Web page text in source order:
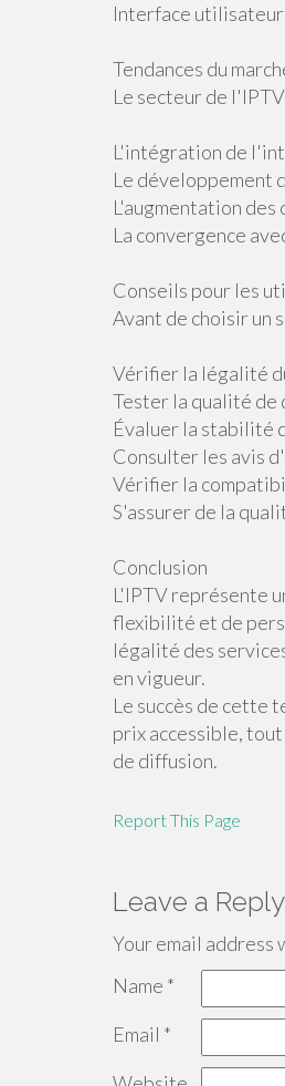
Interface
Tendances du
Le secteur de
L'intégration de
Le développement
L'augmentation
La convergence
Conseils pour les
Avant de choisir un
Vérifier la légalité
Tester la qualité de
Évaluer la stabilité
Consulter les avis
Vérifier la
S'assurer de la
Conclusion
L'IPTV représente
flexibilité et de
légalité des
en vigueur.
Le succès de cette
prix accessible,
de diffusion.
Report This Page
Leave a Reply
Your email address
Name *
Email *